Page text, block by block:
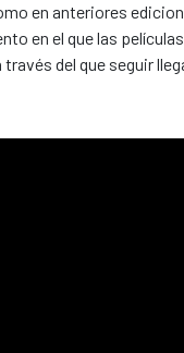
en anteriores
en el que las
del que seguir